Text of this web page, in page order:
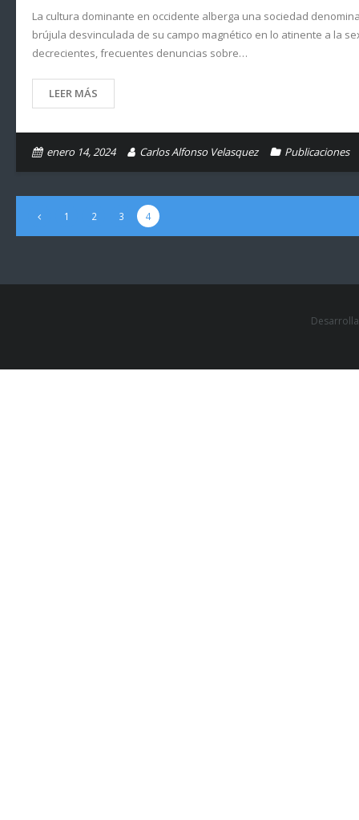
La cultura dominante en occidente alberga una sociedad
brújula desvinculada de su campo magnético en lo atinente a la
decrecientes, frecuentes denuncias sobre…
LEER MÁS
enero 14, 2024 Carlos Alfonso Velasquez Publicaciones
1 2 3 4